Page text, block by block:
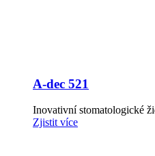
A-dec 521
Inovativní stomatologické
Zjistit více